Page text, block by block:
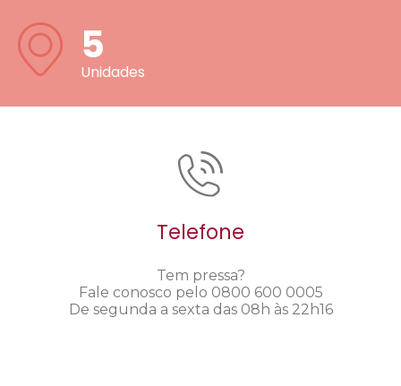
5
Unidades
Telefone
Tem pressa?
Fale conosco pelo 0800 600 0005
De segunda a sexta das 08h às 22h16